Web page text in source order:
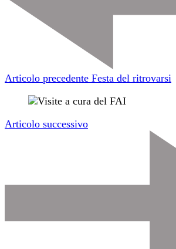
Articolo precedente Festa del ritrovarsi
Articolo successivo